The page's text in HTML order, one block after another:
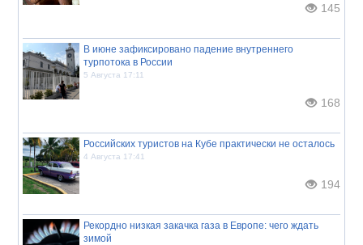
145
В июне зафиксировано падение внутреннего
турпотока в России
5 Августа 17:11
168
Российских туристов на Кубе практически не осталось
4 Августа 17:41
194
Рекордно низкая закачка газа в Европе: чего ждать
зимой